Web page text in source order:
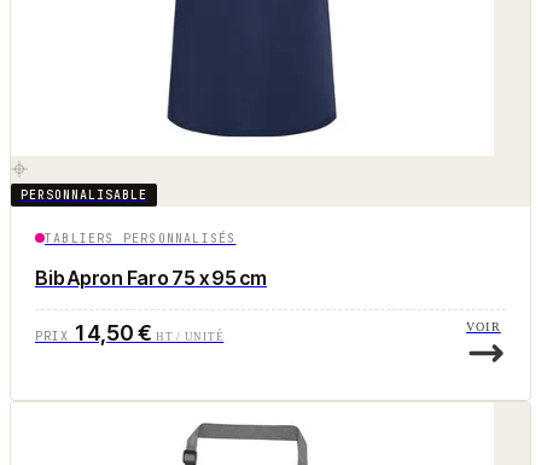
PERSONNALISABLE
TABLIERS PERSONNALISÉS
Bib Apron Faro 75 x 95 cm
PRIX 14,50 €HT / UNITÉ
VOIR